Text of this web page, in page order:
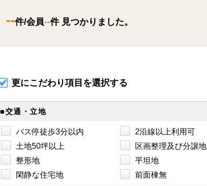
--件/会員--件 見つかりました。
更にこだわり項目を選択する
■交通・立地
バス停徒歩3分以内 2沿線以上利用可
土地50坪以上
区画整理及び分譲地
整形地
平坦地
閑静な住宅地
前面棟無